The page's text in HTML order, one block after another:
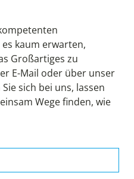
kaum erwarten,
Großartiges zu
E-Mail oder über unser
sich bei uns, lassen
Wege finden, wie